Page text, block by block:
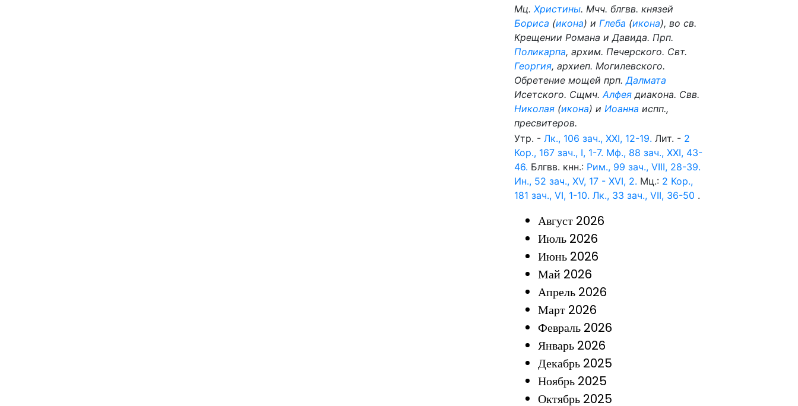
Мц.Христины. Мчч. блгвв. князей
Бориса (икона) иГлеба (икона), во св.
Крещении Романа и Давида. Прп.
Поликарпа, архим. Печерского. Свт.
Георгия, архиеп. Могилевского.
Обретение мощей прп.Далмата
Исетского. Сщмч.Алфея диакона. Свв.
Николая (икона) иИоанна испп.,
пресвитеров.
Утр. -Лк., 106 зач., XXI, 12-19. Лит. - 2
Кор., 167 зач., I, 1-7. Мф., 88 зач., XXI, 43-
46. Блгвв. кнн.: Рим., 99 зач., VIII, 28-39.
Ин., 52 зач., XV, 17 - XVI, 2. Мц.: 2 Кор.,
181 зач., VI, 1-10. Лк., 33 зач., VII, 36-50 .
Август 2026
Июль 2026
Июнь 2026
Май 2026
Апрель 2026
Март 2026
Февраль 2026
Январь 2026
Декабрь 2025
Ноябрь 2025
Октябрь 2025